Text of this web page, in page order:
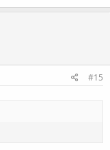
#15